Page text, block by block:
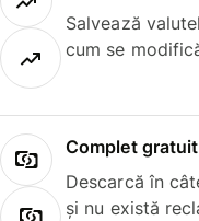
Salvează
cum se
Complet
Descarcă în
și nu există